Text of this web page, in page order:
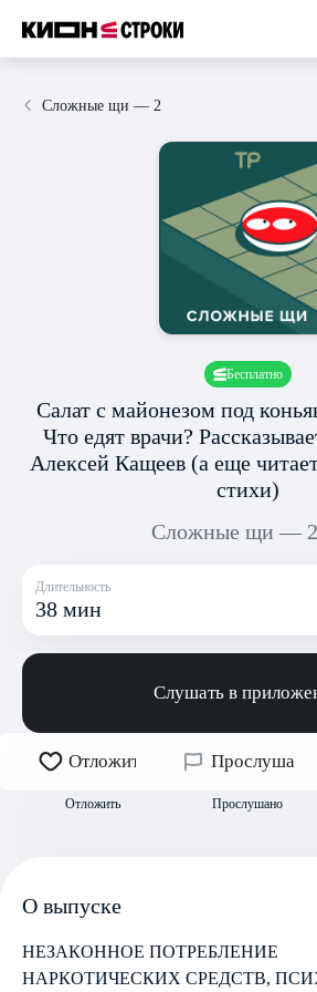
Сложные щи — 2
Бесплатно
Салат с майонезом под
Что едят врачи?
Алексей Кащеев (а еще
стихи)
Сложные щи — 2
Длительность
38 мин
Слушать в
Отложить
Отложить
Прослушано
Прослушано
О выпуске
НЕЗАКОННОЕ ПОТРЕБЛЕНИЕ
НАРКОТИЧЕСКИХ СРЕДСТВ,